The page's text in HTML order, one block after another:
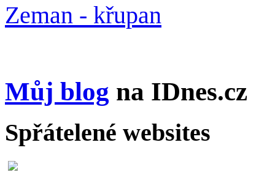
Zeman - křupan
Můj blog na IDnes.cz
Spřátelené websites